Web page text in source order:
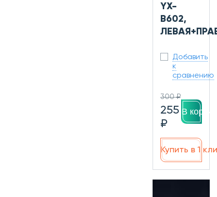
YX-
B602,
Добавить
к
сравнению
300 ₽
255
₽
В
Купить в 1